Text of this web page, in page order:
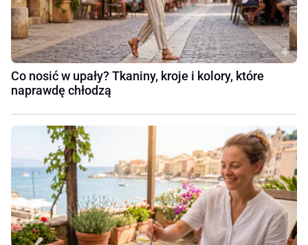
Co nosić w upały? Tkaniny, kroje i kolory, które
naprawdę chłodzą